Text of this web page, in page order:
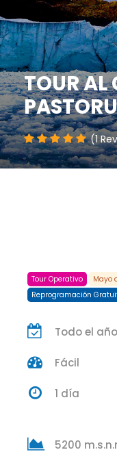
TOUR AL
(1
Tour Operativo Mayo
Reprogramación
Todo el año
Fácil
1 día
5200